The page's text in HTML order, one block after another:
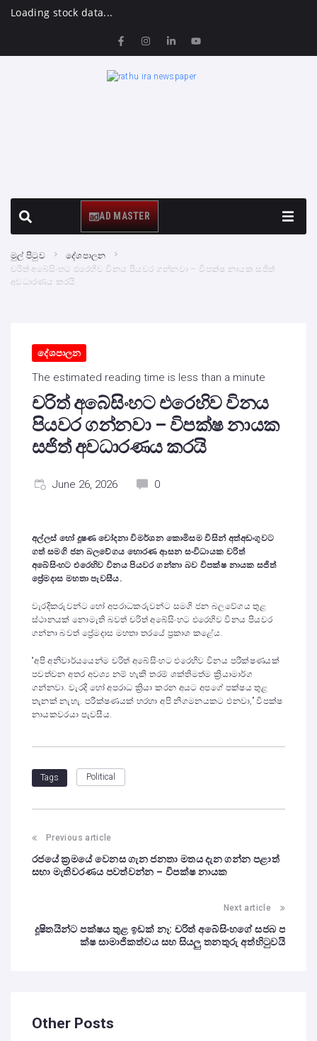
Loading stock data...
AD MASTER
මුල් පිටුව
දේශපාලන
චරිත් අබේසිංහට එරෙහිව විනය පියවර ගන්නවා – විපක්ෂ නායක සජිත්
අවධාරණය කරයි
දේශපාලන
The estimated reading time is less than a minute
චරිත් අබේසිංහට එරෙහිව විනය
පියවර ගන්නවා – විපක්ෂ නායක
සජිත් අවධාරණය කරයි
June 26, 2026 0
අල්ලස් හෝ දූෂණ චෝදනා විමර්ශන කොමිසම විසින් අත්අඩංගුවට
ගත් සමගි ජන බලවේගය හොරණ ආසන සංවිධායක චරිත්
අබේසිංහට එරෙහිව විනය පියවර ගන්නා බව විපක්ෂ නායක සජිත්
ප්‍රේමදාස මහතා පැවසීය.
වැරදිකරුවන්ට හෝ අපරාධකරුවන්ට සමගි ජන බලවේගය තුළ
ස්ථානයක් නොමැති බවත් චරිත් අබේසිංහට එරෙහිව විනය පියවර
ගන්නා බවත් ප්‍රේමදාස මහතා තරයේ ප්‍රකාශ කළේය.
“අපි අනිවාර්යයෙන්ම චරිත් අබේසිංහට එරෙහිව විනය පරීක්ෂණයක්
පවත්වන අතර අවශ්‍ය නම් හැකි තරම් ශක්තිමත්ම ක්‍රියාමාර්ග
ගන්නවා. වැරදි හෝ අපරාධ ක්‍රියා කරන අයට අපගේ පක්ෂය තුළ
තැනක් නැහැ. පරීක්ෂණයක් හරහා අපි නිගමනයකට එනවා,” විපක්ෂ
නායකවරයා පැවසීය.
Tags Political
Previous article
රජයේ ක්‍රමයේ වෙනස ගැන ජනතා මතය දැන ගන්න පළාත්
සභා මැතිවරණය පවත්වන්න – විපක්ෂ නායක
Next article
දූෂිතයින්ට පක්ෂය තුළ ඉඩක් නෑ: චරිත් අබේසිංහගේ සජබ ප
ක්ෂ සාමාජිකත්වය සහ සියලු තනතුරු අත්හිටුවයි
Other Posts